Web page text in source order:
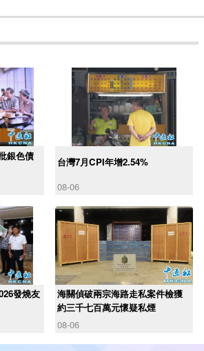
銀色債
台灣7月CPI年增2.54%
08-06
發燒友
海關偵破兩宗海路走私案件檢獲
約三千七百萬元懷疑私煙
08-06